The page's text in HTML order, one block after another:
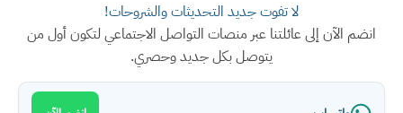
لا تفوت جديد التحديثات والشروحات!
انضم الآن إلى عائلتنا عبر منصات التواصل الاجتماعي لتكون أول من
يتوصل بكل جديد وحصري.